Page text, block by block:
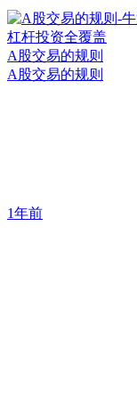
A股交易的规则
A股交易的规则
1年前